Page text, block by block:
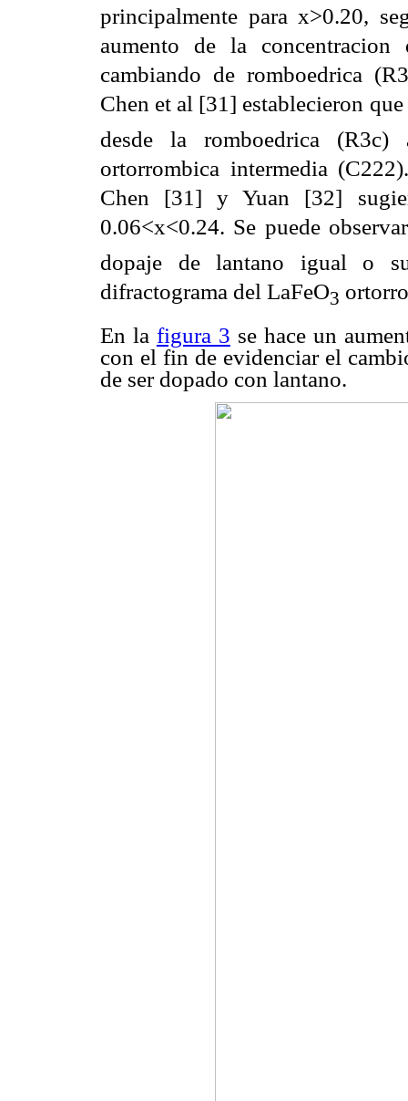
principalmente para x>0.20,
aumento de la
cambiando de romboedrica
Chen et al [31] establecieron
desde la romboedrica
ortorrombica intermedia
Chen [31] y Yuan [32]
0.06<x<0.24. Se puede
dopaje de lantano igual o
difractograma del LaFeO3
En la figura 3 se hace un
con el fin de evidenciar el
de ser dopado con lantano.